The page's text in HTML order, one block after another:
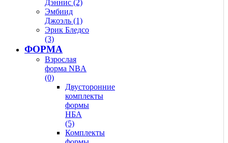
Дэннис (2)
Эмбиид
Джоэль (1)
Эрик Бледсо
(3)
ФОРМА
Взрослая
форма NBA
(0)
Двусторонние
комплекты
формы
НБА
(5)
Комплекты